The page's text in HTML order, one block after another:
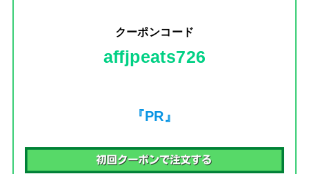
クーポンコード
affjpeats726
『PR』